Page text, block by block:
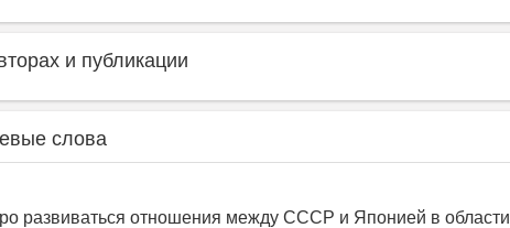
и публикации
слова
развиваться отношения между СССР и Японией в области